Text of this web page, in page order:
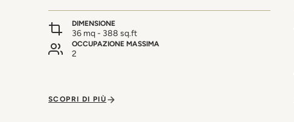
DIMENSIONE
36 mq - 388 sq.ft
OCCUPAZIONE MASSIMA
2
SCOPRI DI PIÙ